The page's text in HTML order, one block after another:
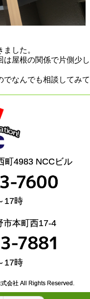
した。
は屋根の関係で片側少し
でなんでも相談してみて
4983 NCCビル
17時
本町西17-4
17時
会社 All Rights Reserved.